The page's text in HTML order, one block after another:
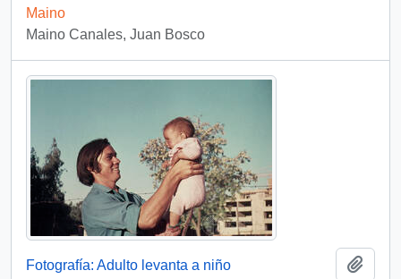
Maino
Maino Canales, Juan Bosco
Fotografía: Adulto levanta a niño